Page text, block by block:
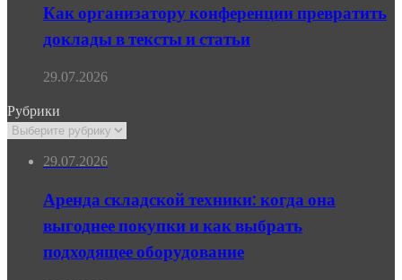
Как организатору конференции превратить
доклады в тексты и статьи
29.07.2026
Рубрики
Рубрики
29.07.2026
Аренда складской техники: когда она
выгоднее покупки и как выбрать
подходящее оборудование